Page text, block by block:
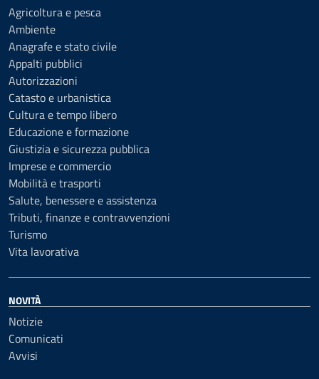
Agricoltura e pesca
Ambiente
Anagrafe e stato civile
Appalti pubblici
Autorizzazioni
Catasto e urbanistica
Cultura e tempo libero
Educazione e formazione
Giustizia e sicurezza pubblica
Imprese e commercio
Mobilità e trasporti
Salute, benessere e assistenza
Tributi, finanze e contravvenzioni
Turismo
Vita lavorativa
NOVITÀ
Notizie
Comunicati
Avvisi